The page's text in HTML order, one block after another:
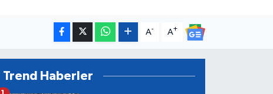
A- A+
Trend Haberler